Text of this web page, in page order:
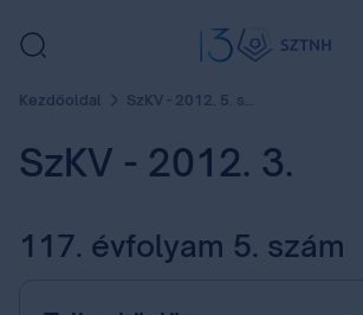
Kezdőoldal SzKV - 2012. 5. szám
SzKV - 2012. 3.
117. évfolyam 5. szám